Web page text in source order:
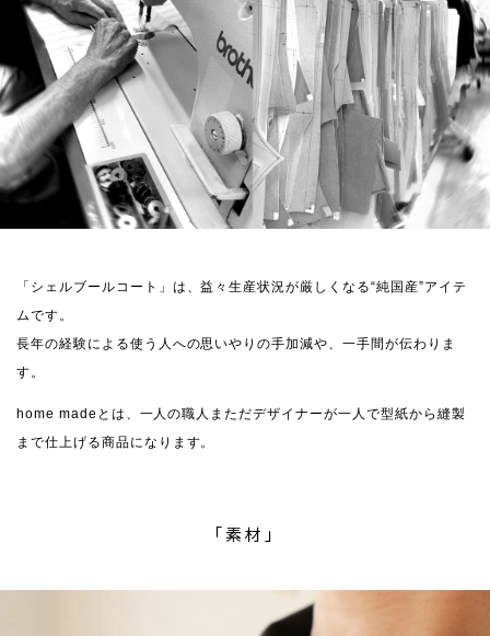
「シェルブールコート」は、益々生産状況が厳しくなる“純国産”アイテ
ムです。
長年の経験による使う人への思いやりの手加減や、一手間が伝わりま
す。
home madeとは、一人の職人まただデザイナーが一人で型紙から縫製
まで仕上げる商品になります。
「素材」